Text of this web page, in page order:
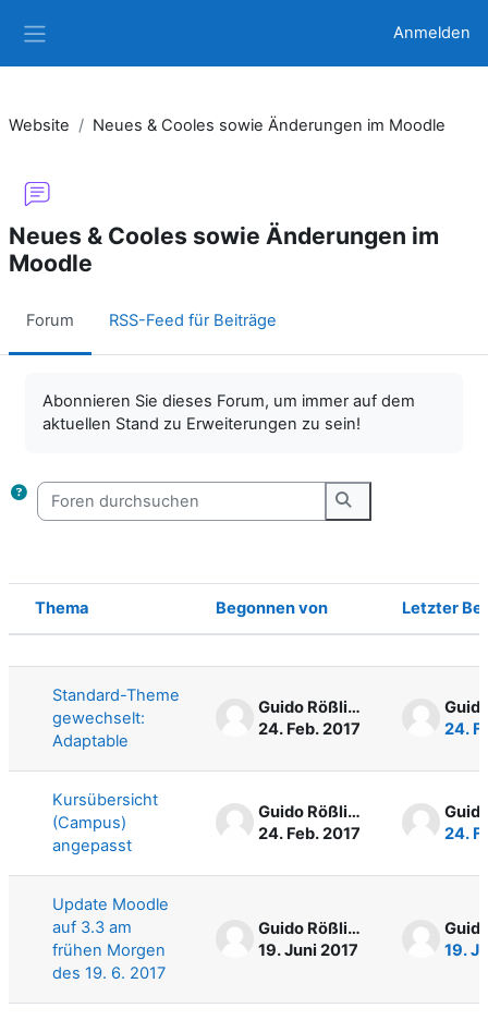
Anmelden
Website Neues & Cooles sowie Änderungen im Moodle
Neues & Cooles sowie Änderungen im
Moodle
Forum RSS-Feed für Beiträge
Abonnieren Sie dieses Forum, um immer auf dem
aktuellen Stand zu Erweiterungen zu sein!
Foren durchsuchen
Foren
Status
Thema Begonnen von Letzter
Standard-Theme
gewechselt:
Adaptable
Guido Rößling
24. Feb. 2017
24.
Kursübersicht
(Campus)
angepasst
Guido Rößling
24. Feb. 2017
24.
Update Moodle
auf 3.3 am
frühen Morgen
des 19. 6. 2017
Guido Rößling
19. Juni 2017
19.